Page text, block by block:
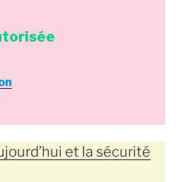
et la sécurité